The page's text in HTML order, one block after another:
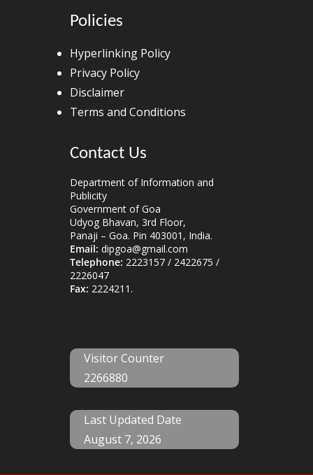
Policies
Hyperlinking Policy
Privacy Policy
Disclaimer
Terms and Conditions
Contact Us
Department of Information and
Publicity
Government of Goa
Udyog Bhavan, 3rd Floor,
Panaji – Goa. Pin 403001, India.
Email: dipgoa@gmail.com
Telephone: 2223157 / 2422675 /
2226047
Fax: 2224211.
Visitor Counter
2266880
Last Updated Date
August 7, 2026